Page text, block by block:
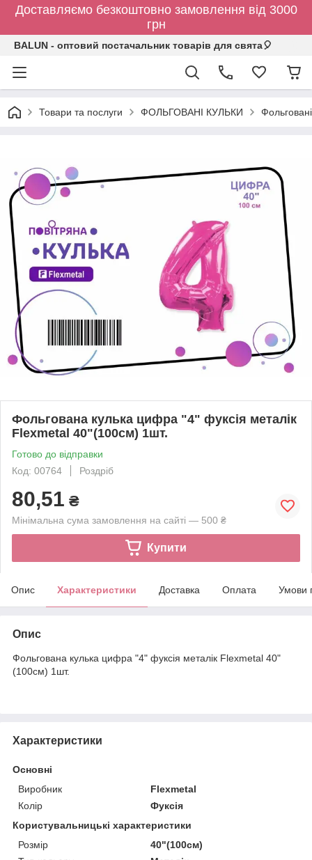
Доставляємо безкоштовно замовлення від 3000
грн
BALUN - оптовий постачальник товарів для свята🎈
Товари та послуги ФОЛЬГОВАНІ КУЛЬКИ
Фольгована кулька цифра "4" фуксія металік
Flexmetal 40"(100см) 1шт.
Готово до відправки
Код: 00764
Роздріб
80,51 ₴
Мінімальна сума замовлення на сайті — 500 ₴
Купити
Опис Характеристики Доставка Оплата Умови
Опис
Фольгована кулька цифра "4" фуксія металік Flexmetal 40"
(100см) 1шт.
Характеристики
Основні
Виробник
Flexmetal
Колір
Фуксія
Користувальницькі характеристики
Розмір
40"(100см)